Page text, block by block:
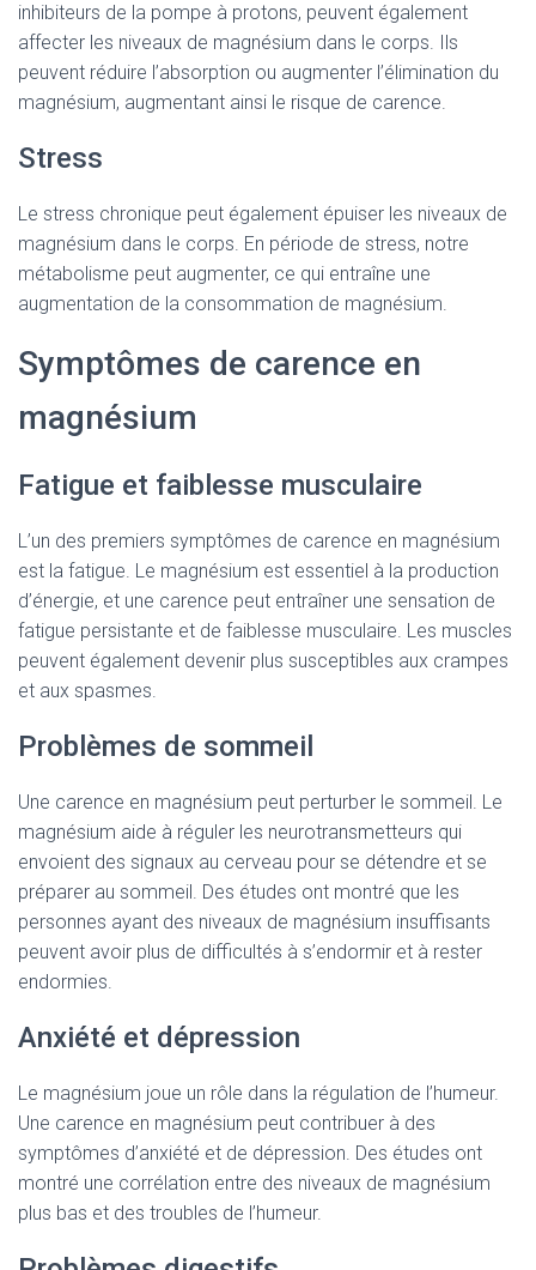
inhibiteurs de la pompe à protons, peuvent également
affecter les niveaux de magnésium dans le corps. Ils
peuvent réduire l’absorption ou augmenter l’élimination du
magnésium, augmentant ainsi le risque de carence.
Stress
Le stress chronique peut également épuiser les niveaux de
magnésium dans le corps. En période de stress, notre
métabolisme peut augmenter, ce qui entraîne une
augmentation de la consommation de magnésium.
Symptômes de carence en
magnésium
Fatigue et faiblesse musculaire
L’un des premiers symptômes de carence en magnésium
est la fatigue. Le magnésium est essentiel à la production
d’énergie, et une carence peut entraîner une sensation de
fatigue persistante et de faiblesse musculaire. Les muscles
peuvent également devenir plus susceptibles aux crampes
et aux spasmes.
Problèmes de sommeil
Une carence en magnésium peut perturber le sommeil. Le
magnésium aide à réguler les neurotransmetteurs qui
envoient des signaux au cerveau pour se détendre et se
préparer au sommeil. Des études ont montré que les
personnes ayant des niveaux de magnésium insuffisants
peuvent avoir plus de difficultés à s’endormir et à rester
endormies.
Anxiété et dépression
Le magnésium joue un rôle dans la régulation de l’humeur.
Une carence en magnésium peut contribuer à des
symptômes d’anxiété et de dépression. Des études ont
montré une corrélation entre des niveaux de magnésium
plus bas et des troubles de l’humeur.